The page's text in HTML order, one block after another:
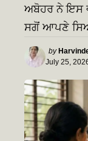
ਅਬੋਹਰ ਨੇ ਇਸ
ਸਗੋਂ ਆਪਣੇ
Posted
by
by
July 25,